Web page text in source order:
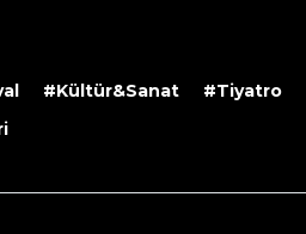
#Kültür&Sanat #Tiyatro